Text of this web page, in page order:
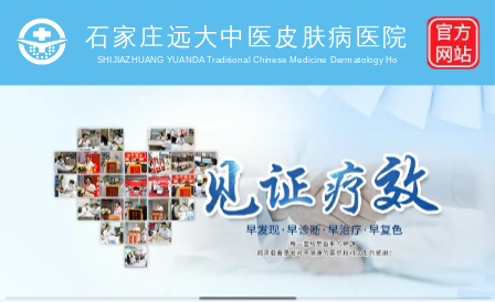
石家庄远大中医皮肤病医院
SHIJIAZHUANG YUANDA Traditional Chinese Medicine Dermatology Ho